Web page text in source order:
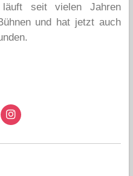
läuft seit vielen Jahren
und hat jetzt auch